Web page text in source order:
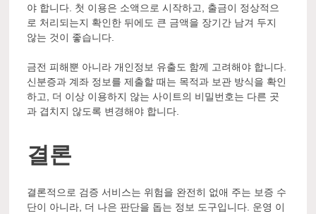
야 합니다. 첫 이용은 소액으로 시작하고, 출금이 정상적으
로 처리되는지 확인한 뒤에도 큰 금액을 장기간 남겨 두지
않는 것이 좋습니다.
금전 피해뿐 아니라 개인정보 유출도 함께 고려해야 합니다.
신분증과 계좌 정보를 제출할 때는 목적과 보관 방식을 확인
하고, 더 이상 이용하지 않는 사이트의 비밀번호는 다른 곳
과 겹치지 않도록 변경해야 합니다.
결론
결론적으로 검증 서비스는 위험을 완전히 없애 주는 보증 수
단이 아니라, 더 나은 판단을 돕는 정보 도구입니다. 운영 이